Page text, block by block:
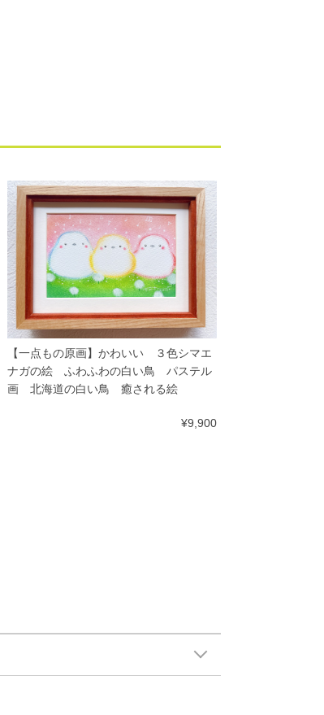
【一点もの原画】かわいい ３色シマエ
ナガの絵 ふわふわの白い鳥 パステル
画 北海道の白い鳥 癒される絵
¥9,900